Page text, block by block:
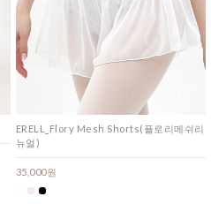
ERELL_Flory Mesh Shorts(플로리메쉬리
뉴얼)
35,000원